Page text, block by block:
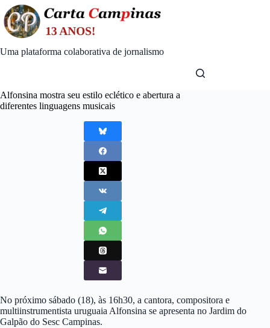
Skip
to
content
Uma plataforma colaborativa de jornalismo
Alfonsina mostra seu estilo eclético e abertura a
diferentes linguagens musicais
No próximo sábado (18), às 16h30, a cantora, compositora e
multiinstrumentista uruguaia Alfonsina se apresenta no Jardim do
Galpão do Sesc Campinas.